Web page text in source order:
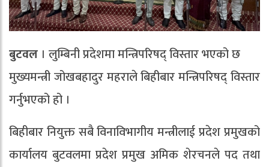
बुटवल । लुम्बिनी प्रदेशमा मन्त्रिपरिषद् विस्तार भएको छ
मुख्यमन्त्री जोखबहादुर महराले बिहीबार मन्त्रिपरिषद् विस्तार
गर्नुभएको हो ।
बिहीबार नियुक्त सबै विनाविभागीय मन्त्रीलाई प्रदेश प्रमुखको
कार्यालय बुटवलमा प्रदेश प्रमुख अमिक शेरचनले पद तथा